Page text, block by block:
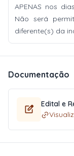
APENAS nos
Não será
diferente(s) da
Documentação
Edital e